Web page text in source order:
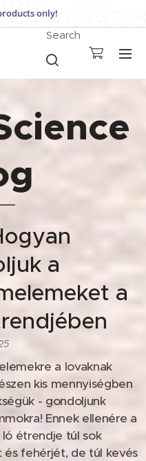
only!
Search
a
a
a lovaknak
kis mennyiségben
- gondoljunk
Ennek ellenére a
étrendje túl sok
és fehérjét, de túl kevés